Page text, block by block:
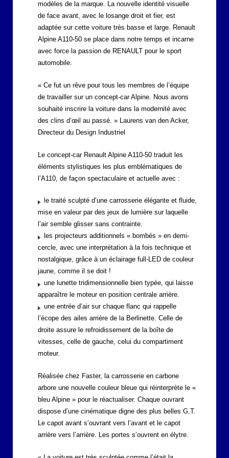
modèles de la marque. La nouvelle identité visuelle
de face avant, avec le losange droit et fier, est
adaptée sur cette voiture très basse et large. Renault
Alpine A110-50 se place dans notre temps et incarne
avec force la passion de RENAULT pour le sport
automobile.
« Ce fut un rêve pour tous les membres de l’équipe
de travailler sur un concept-car Alpine. Nous avons
souhaité inscrire la voiture dans la modernité avec
des clins d’œil au passé. » Laurens van den Acker,
Directeur du Design Industriel
Le concept-car Renault Alpine A110-50 traduit les
éléments stylistiques les plus emblématiques de
l’A110, de façon spectaculaire et actuelle avec :
le traité sculpté d’une carrosserie élégante et fluide,
mise en valeur par des jeux de lumière sur laquelle
l’air semble glisser sans contrainte.
les projecteurs additionnels « bombés » en demi-
cercle, avec une interprétation à la fois technique et
nostalgique, grâce à un éclairage full-LED de couleur
jaune, comme il se doit !
une lunette tridimensionnelle bien typée, qui laisse
apparaître le moteur en position centrale arrière.
une entrée d’air sur chaque flanc qui rappelle
l’écope des ailes arrière de la Berlinette. Celle de
droite assure le refroidissement de la boîte de
vitesses, celle de gauche, celui du compartiment
moteur.
Réalisée chez Faster, la carrosserie en carbone
arbore une nouvelle couleur bleue qui réinterprète le «
bleu Alpine » pour le réactualiser. Chaque ouvrant
dispose d’une cinématique digne des plus belles G.T.
Le capot avant s’ouvrant vers l’avant et le capot
arrière vers l’arrière. Les portes s’ouvrent en élytre.